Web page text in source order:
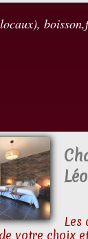
Les
votre choix